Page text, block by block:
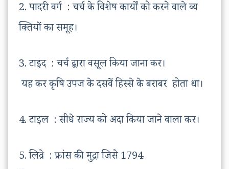
2. पादरी वर्ग : चर्च के विशेष कार्यों को करने वाले व्य
क्तियों का समूह।
3. टाइद : चर्च द्वारा वसूल किया जाना कर।
यह कर कृषि उपज के दसवें हिस्से के बराबर होता था।
4. टाइल : सीधे राज्य को अदा किया जाने वाला कर।
5. लिव्रे : फ्रांस की मुद्रा जिसे 1794